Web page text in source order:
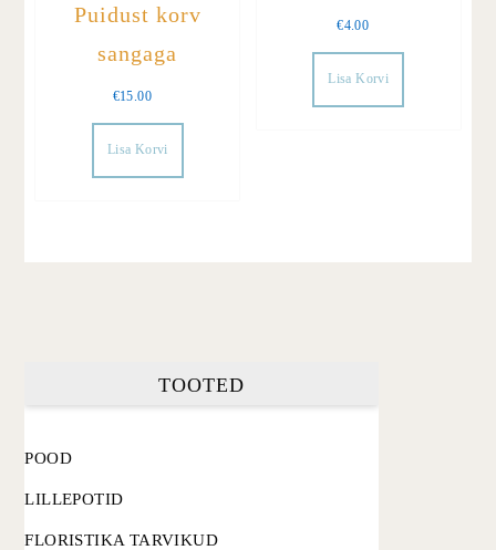
Puidust korv
sangaga
€15.00
Lisa Korvi
€4.00
Lisa Korvi
TOOTED
POOD
LILLEPOTID
FLORISTIKA TARVIKUD